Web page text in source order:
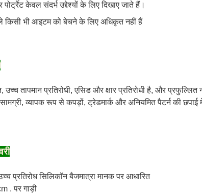
केवल संदर्भ उद्देश्यों के लिए दिखाए जाते हैं।
किसी भी आइटम को बेचने के लिए अधिकृत नहीं हैं
उच्च तापमान प्रतिरोधी, एसिड और क्षार प्रतिरोधी है, और
व्यापक रूप से कपड़ों, ट्रेडमार्क और अनियमित पैटर्न की छपाई
प्रतिरोध सिलिकॉन बैजमात्रा मानक पर आधारित
. पर गाड़ी